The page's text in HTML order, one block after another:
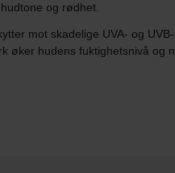
og rødhet.
mot skadelige UVA- og
øker hudens fuktighetsnivå og